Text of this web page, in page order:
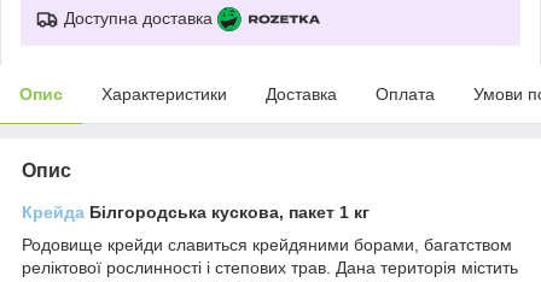
Доступна доставка
Опис Характеристики Доставка Оплата Умови
Опис
Крейда Білгородська кускова, пакет 1 кг
Родовище крейди славиться крейдяними борами, багатством
реліктової рослинності і степових трав. Дана територія містить